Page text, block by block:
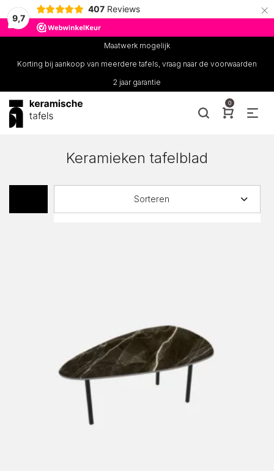
9,7
407 Reviews ×
Maatwerk mogelijk
Korting bij aankoop van meerdere tafels, vraag naar de voorwaarden
2 jaar garantie
0
Keramieken tafelblad
Sorteren